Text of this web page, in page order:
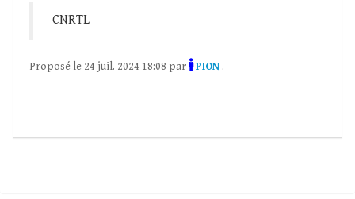
CNRTL
Proposé le 24 juil. 2024 18:08 par PION .